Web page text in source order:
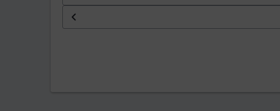
Uhrzeit der Hinfahrt